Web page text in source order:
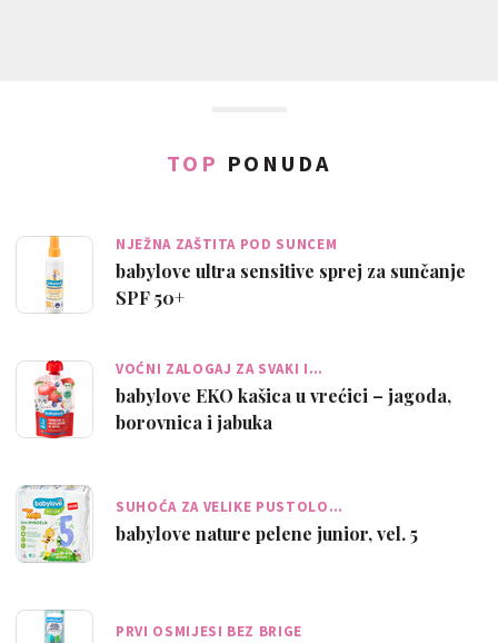
TOP PONUDA
NJEŽNA ZAŠTITA POD SUNCEM
babylove ultra sensitive sprej za sunčanje
SPF 50+
VOĆNI ZALOGAJ ZA SVAKI I…
babylove EKO kašica u vrećici – jagoda,
borovnica i jabuka
SUHOĆA ZA VELIKE PUSTOLO…
babylove nature pelene junior, vel. 5
PRVI OSMIJESI BEZ BRIGE